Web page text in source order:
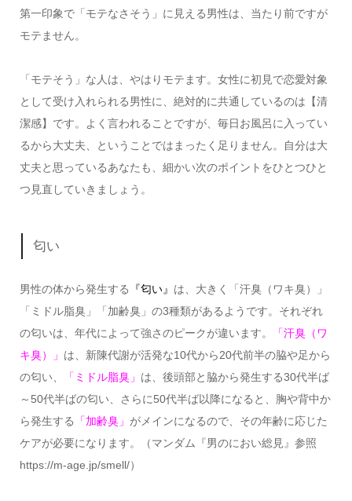
第一印象で「モテなさそう」に見える男性は、当たり前ですが
モテません。
「モテそう」な人は、やはりモテます。女性に初見で恋愛対象
として受け入れられる男性に、絶対的に共通しているのは【清
潔感】です。よく言われることですが、毎日お風呂に入ってい
るから大丈夫、ということではまったく足りません。自分は大
丈夫と思っているあなたも、細かい次のポイントをひとつひと
つ見直していきましょう。
匂い
男性の体から発生する 『匂い』 は、大きく「汗臭（ワキ臭）」
「ミドル脂臭」「加齢臭」の3種類があるようです。それぞれ
の匂いは、年代によって強さのピークが違います。
「汗臭（ワ
キ臭）」 は、新陳代謝が活発な10代から20代前半の脇や足から
の匂い、
「ミドル脂臭」 は、後頭部と脇から発生する30代半ば
～50代半ばの匂い、さらに50代半ば以降になると、胸や背中か
ら発生する
「加齢臭」 がメインになるので、その年齢に応じた
ケアが必要になります。（マンダム『男のにおい総見』参照
https://m-age.jp/smell/）